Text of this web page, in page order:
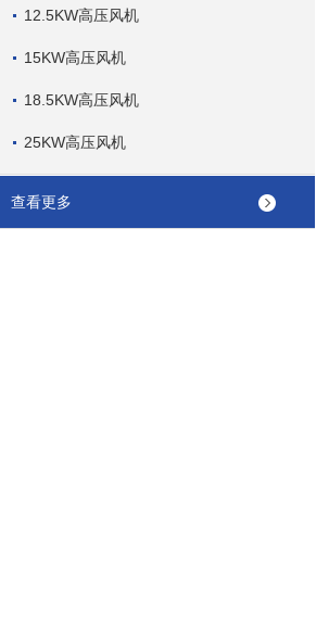
12.5KW高压风机
15KW高压风机
18.5KW高压风机
25KW高压风机
查看更多